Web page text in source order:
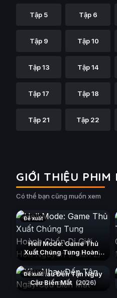
Tập 5 Tập 6
Tập 9 Tập 10
Tập 13 Tập 14
Tập 17 Tập 18
Tập 21 Tập 22
GIỚI THIỆU PHIM
Có thể bạn cũng muốn xem
Đề xuất
Hell Mode: Game Thủ
Xuất Chúng Tung Hoành
Chốn Dị Giới Hỗn Nguyên
(Phần 2) (2026)
Đề xuất
Yêu Nhau Đến Tận Ngày
Cậu Biến Mất (2026)